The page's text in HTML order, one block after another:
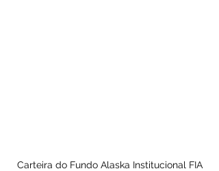
Carteira do Fundo Alaska Institucional FIA